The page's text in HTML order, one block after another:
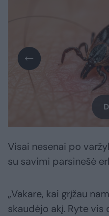
Visai nesenai po
su savimi parsinešė
„Vakare, kai grįžau
skaudėjo akį. Ryte vis